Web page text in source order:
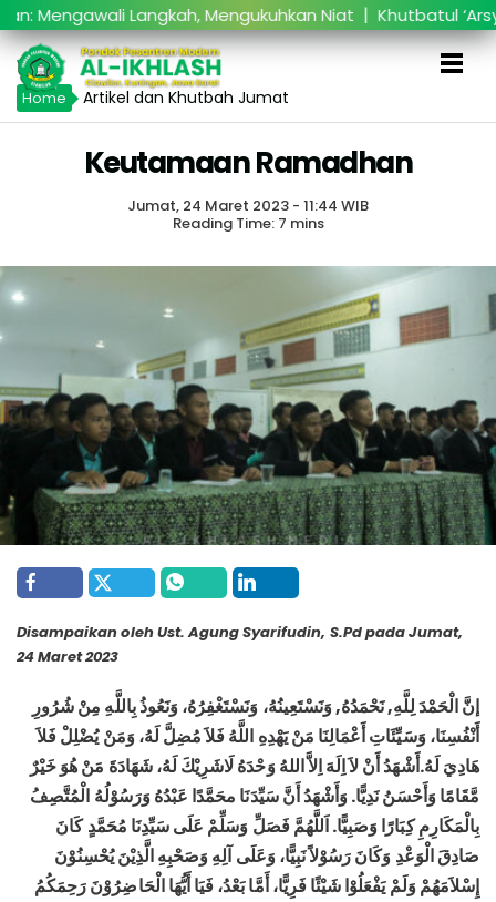
Langkah, Mengukuhkan Niat|Khutbatul ‘Arsy
Home Artikel dan Khutbah Jumat
Keutamaan Ramadhan
Jumat, 24 Maret 2023 - 11:44 WIB
Reading Time: 7 mins
Disampaikan oleh Ust. Agung Syarifudin, S.Pd pada Jumat,
24 Maret 2023
إنَّ الْحَمْدَ لِلَّهِ, نَحْمَدُهُ, وَنَسْتَعِينُهُ، وَنَسْتَغْفِرُهُ، وَنَعُوذُ بِاللَّهِ مِنْ شُرُورِ
أَنْفُسِنَا، وَسَيِّئَاتِ أَعْمَالِنَا مَنْ يَهْدِهِ اللَّهُ فَلاَ مُضِلَّ لَهُ، وَمَنْ يُضْلِلْ فَلاَ
هَادِيَ لَهُ.أَشْهَدُ أَنْ لاَ اِلَهَ اِلاَّ اللهُ وَحْدَهُ لَاشَرِيْكَ لَهُ، شَهَادَةَ مَنْ هُوَ خَيْرٌ
مَّقَامًا وَأَحْسَنُ نَدِيًّا. وَأَشْهَدُ أَنَّ سَيِّدَنَا محَمَّدًا عَبْدُهُ وَرَسُوْلُهُ الْمُتَّصِفُ
بِالْمَكَارِمِ كِبَارًا وَصَبِيًّا. اَللَّهُمَّ فَصَلِّ وَسَلِّمْ عَلَى سَيِّدِنَا مُحَمَّدٍ كَانَ
صَادِقَ الْوَعْدِ وَكَانَ رَسُوْلاً نَبِيًّا، وَعَلَى آلِهِ وَصَحْبِهِ الَّذِيْنَ يُحْسِنُوْنَ
إِسْلاَمَهُمْ وَلَمْ يَفْعَلُوْا شَيْئًا فَرِيًّا، أَمَّا بَعْدُ، فَيَا أَيُّهَا الْحَاضِرُوْنَ رَحِمَكُمُ